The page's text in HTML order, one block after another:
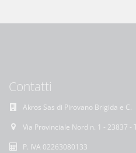
Contatti
Akros Sas di Pirovano Brigida e C.
Via Provinciale Nord n. 1 - 23837 -
P. IVA 02263080133